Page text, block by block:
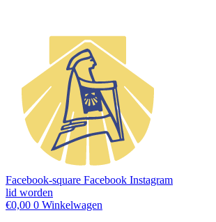
Facebook-square Facebook Instagram
lid worden
€0,00 0 Winkelwagen